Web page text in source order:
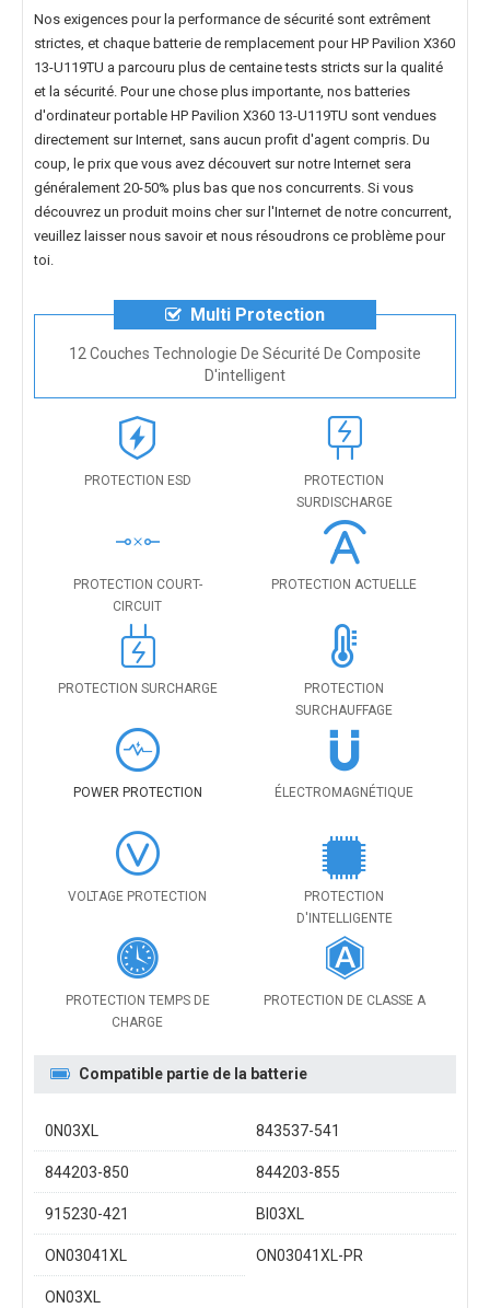
Nos exigences pour la performance de sécurité sont extrêment
strictes, et chaque batterie de remplacement pour HP Pavilion X360
13-U119TU a parcouru plus de centaine tests stricts sur la qualité
et la sécurité. Pour une chose plus importante, nos batteries
d'ordinateur portable HP Pavilion X360 13-U119TU sont vendues
directement sur Internet, sans aucun profit d'agent compris. Du
coup, le prix que vous avez découvert sur notre Internet sera
généralement 20-50% plus bas que nos concurrents. Si vous
découvrez un produit moins cher sur l'Internet de notre concurrent,
veuillez laisser nous savoir et nous résoudrons ce problème pour
toi.
Multi Protection
12 Couches Technologie De Sécurité De Composite
D'intelligent
PROTECTION ESD
PROTECTION
SURDISCHARGE
PROTECTION COURT-
CIRCUIT
PROTECTION ACTUELLE
PROTECTION SURCHARGE
PROTECTION
SURCHAUFFAGE
POWER PROTECTION ÉLECTROMAGNÉTIQUE
VOLTAGE PROTECTION
PROTECTION
D'INTELLIGENTE
PROTECTION TEMPS DE
CHARGE
PROTECTION DE CLASSE A
Compatible partie de la batterie
0N03XL 843537-541
844203-850 844203-855
915230-421 BI03XL
ON03041XL ON03041XL-PR
ON03XL